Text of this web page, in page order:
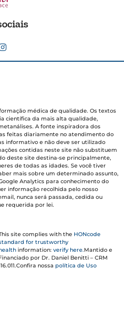
médica de qualidade. Os textos
científica da mais alta qualidade,
A fonte inspiradora dos
feitas diariamente no atendimento do
informativo e não deve ser utilizado
contidas neste site não substituem
deste site destina-se principalmente,
de todas as idades. Se você tiver
mais sobre um determinado assunto,
Analytics para conhecimento do
informação recolhida pelo nosso
nunca será passada, cedida ou
requerida por lei.
site complies with the HONcode
for trustworthy
information:verify here.Mantido e
por Dr. Daniel Benitti – CRM
nossa política de Uso